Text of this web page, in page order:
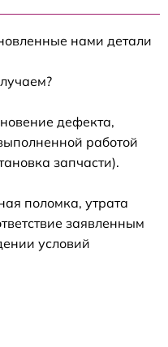
нами детали
дефекта,
работой
запчасти).
поломка, утрата
заявленным
условий